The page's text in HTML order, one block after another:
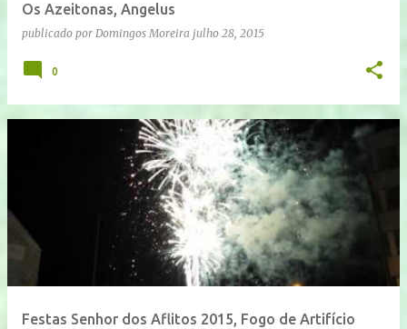
Os Azeitonas, Angelus
publicado por Domingos Moreira julho 28, 2015
0
Festas Senhor dos Aflitos 2015, Fogo de Artifício